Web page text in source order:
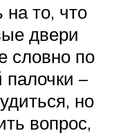
на то, что
двери
словно по
–
но
вопрос,